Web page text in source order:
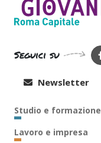
Seguici su
Newsletter
Studio e formazione
Lavoro e impresa